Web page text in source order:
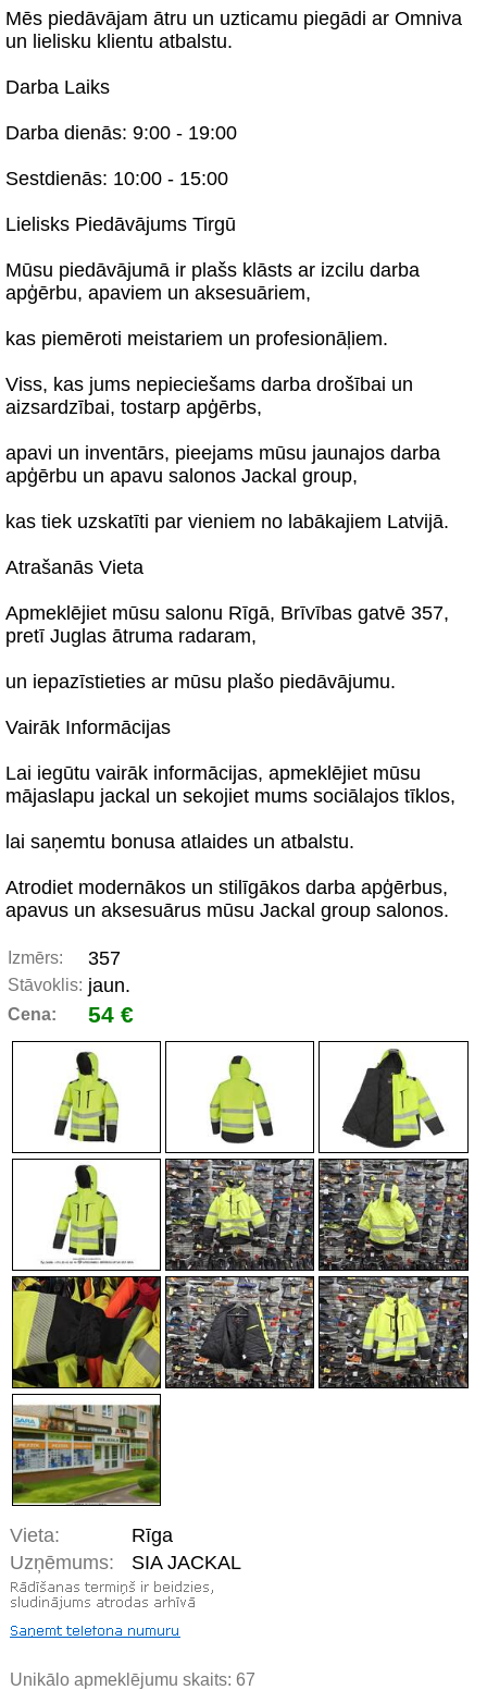
Mēs piedāvājam ātru un uzticamu piegādi ar Omniva
un lielisku klientu atbalstu.
Darba Laiks
Darba dienās: 9:00 - 19:00
Sestdienās: 10:00 - 15:00
Lielisks Piedāvājums Tirgū
Mūsu piedāvājumā ir plašs klāsts ar izcilu darba
apģērbu, apaviem un aksesuāriem,
kas piemēroti meistariem un profesionāļiem.
Viss, kas jums nepieciešams darba drošībai un
aizsardzībai, tostarp apģērbs,
apavi un inventārs, pieejams mūsu jaunajos darba
apģērbu un apavu salonos Jackal group,
kas tiek uzskatīti par vieniem no labākajiem Latvijā.
Atrašanās Vieta
Apmeklējiet mūsu salonu Rīgā, Brīvības gatvē 357,
pretī Juglas ātruma radaram,
un iepazīstieties ar mūsu plašo piedāvājumu.
Vairāk Informācijas
Lai iegūtu vairāk informācijas, apmeklējiet mūsu
mājaslapu jackal un sekojiet mums sociālajos tīklos,
lai saņemtu bonusa atlaides un atbalstu.
Atrodiet modernākos un stilīgākos darba apģērbus,
apavus un aksesuārus mūsu Jackal group salonos.
Izmērs: 357
Stāvoklis: jaun.
Cena: 54 €
Vieta:
Rīga
Uzņēmums:
SIA JACKAL
Unikālo apmeklējumu skaits: 67